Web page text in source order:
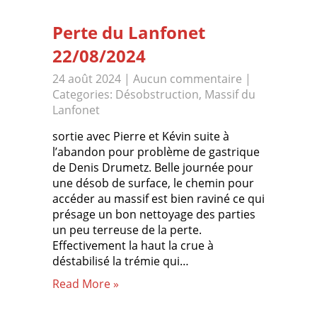
Perte du Lanfonet
22/08/2024
24 août 2024 | Aucun commentaire |
Categories: Désobstruction, Massif du
Lanfonet
sortie avec Pierre et Kévin suite à
l’abandon pour problème de gastrique
de Denis Drumetz. Belle journée pour
une désob de surface, le chemin pour
accéder au massif est bien raviné ce qui
présage un bon nettoyage des parties
un peu terreuse de la perte.
Effectivement la haut la crue à
déstabilisé la trémie qui…
Read More »